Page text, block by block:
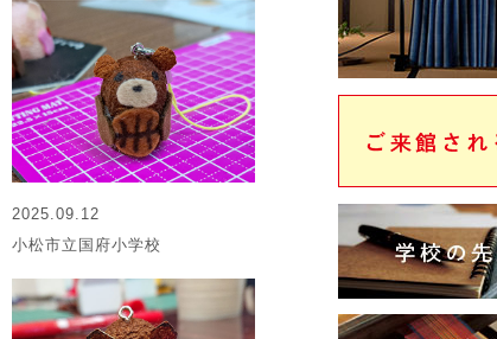
2025.09.12
小松市立国府小学校